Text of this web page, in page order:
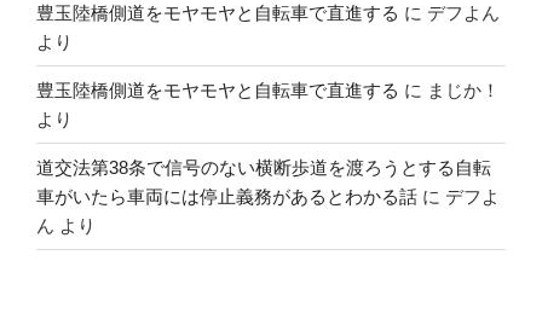
豊玉陸橋側道をモヤモヤと自転車で直進する に デフよん
より
豊玉陸橋側道をモヤモヤと自転車で直進する に まじか！
より
道交法第38条で信号のない横断歩道を渡ろうとする自転
車がいたら車両には停止義務があるとわかる話 に デフよ
ん より